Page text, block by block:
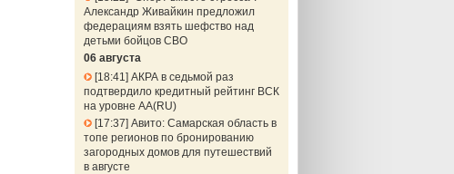
Александр Живайкин предложил
федерациям взять шефство над
детьми бойцов СВО
06 августа
18:41 АКРА в седьмой раз
подтвердило кредитный рейтинг ВСК
на уровне АА(RU)
17:37 Авито: Самарская область в
топе регионов по бронированию
загородных домов для путешествий
в августе